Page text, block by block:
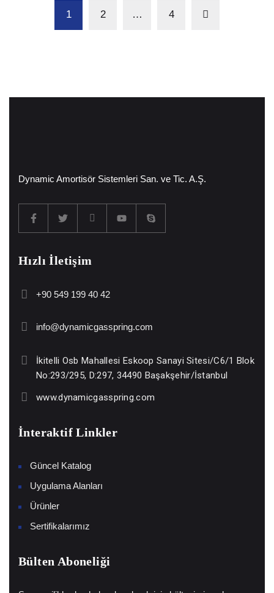
1 2 … 4
Dynamic Amortisör Sistemleri San. ve Tic. A.Ş.
Hızlı İletişim
+90 549 199 40 42
info@dynamicgasspring.com
İkitelli Osb Mahallesi Eskoop Sanayi Sitesi/C6/1 Blok
No:293/295, D:297, 34490 Başakşehir/İstanbul
www.dynamicgasspring.com
İnteraktif Linkler
Güncel Katalog
Uygulama Alanları
Ürünler
Sertifikalarımız
Bülten Aboneliği